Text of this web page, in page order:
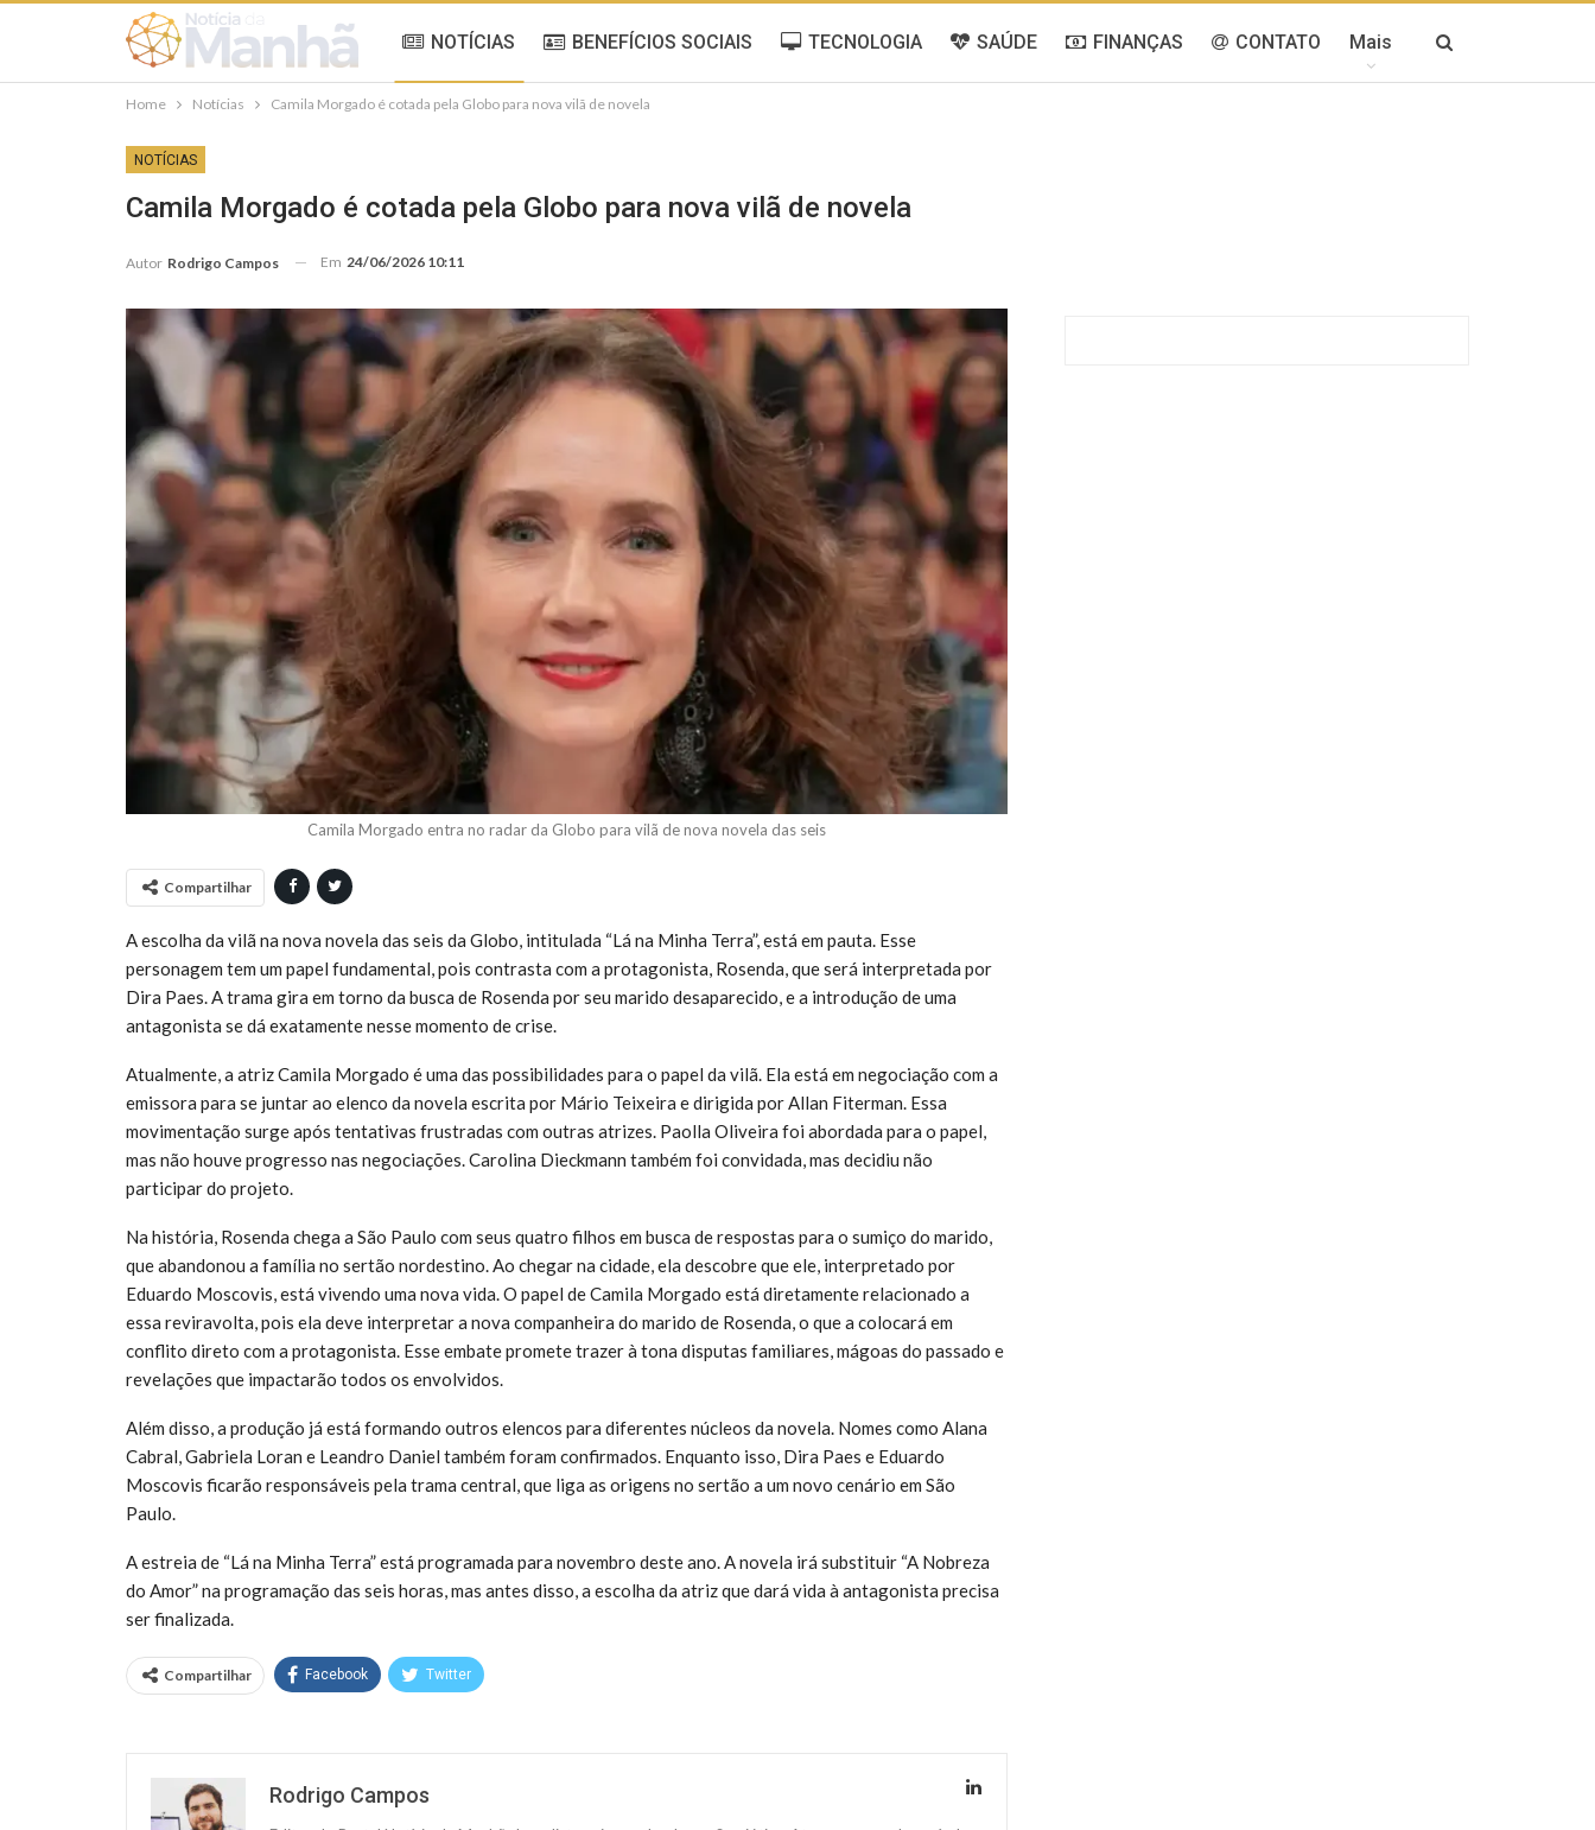
NOTÍCIAS BENEFÍCIOS SOCIAIS TECNOLOGIA SAÚDE FINANÇAS CONTATO Mais
Home Notícias Camila Morgado é cotada pela Globo para nova vilã de novela
NOTÍCIAS
Camila Morgado é cotada pela Globo para nova vilã de novela
Autor Rodrigo Campos Em 24/06/2026 10:11
Camila Morgado entra no radar da Globo para vilã de nova novela das seis
Compartilhar
A escolha da vilã na nova novela das seis da Globo, intitulada “Lá na Minha Terra”, está em pauta. Esse
personagem tem um papel fundamental, pois contrasta com a protagonista, Rosenda, que será interpretada por
Dira Paes. A trama gira em torno da busca de Rosenda por seu marido desaparecido, e a introdução de uma
antagonista se dá exatamente nesse momento de crise.
Atualmente, a atriz Camila Morgado é uma das possibilidades para o papel da vilã. Ela está em negociação com a
emissora para se juntar ao elenco da novela escrita por Mário Teixeira e dirigida por Allan Fiterman. Essa
movimentação surge após tentativas frustradas com outras atrizes. Paolla Oliveira foi abordada para o papel,
mas não houve progresso nas negociações. Carolina Dieckmann também foi convidada, mas decidiu não
participar do projeto.
Na história, Rosenda chega a São Paulo com seus quatro filhos em busca de respostas para o sumiço do marido,
que abandonou a família no sertão nordestino. Ao chegar na cidade, ela descobre que ele, interpretado por
Eduardo Moscovis, está vivendo uma nova vida. O papel de Camila Morgado está diretamente relacionado a
essa reviravolta, pois ela deve interpretar a nova companheira do marido de Rosenda, o que a colocará em
conflito direto com a protagonista. Esse embate promete trazer à tona disputas familiares, mágoas do passado e
revelações que impactarão todos os envolvidos.
Além disso, a produção já está formando outros elencos para diferentes núcleos da novela. Nomes como Alana
Cabral, Gabriela Loran e Leandro Daniel também foram confirmados. Enquanto isso, Dira Paes e Eduardo
Moscovis ficarão responsáveis pela trama central, que liga as origens no sertão a um novo cenário em São
Paulo.
A estreia de “Lá na Minha Terra” está programada para novembro deste ano. A novela irá substituir “A Nobreza
do Amor” na programação das seis horas, mas antes disso, a escolha da atriz que dará vida à antagonista precisa
ser finalizada.
Compartilhar Facebook Twitter
Rodrigo Campos